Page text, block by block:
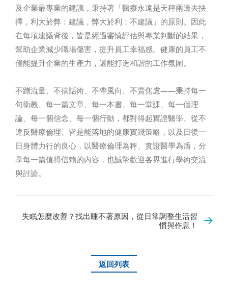
及企業最專業的建議，秉持著「醫療永遠是天秤兩邊去抉
擇，利大於弊：建議，弊大於利：不建議」的原則。因此
在每項建議背後，皆是經過審慎評估與專業判斷的結果，
幫助企業減少職場傷害，提升員工幸福感。健康的員工不
僅能提升企業的生產力，還能打造和諧的工作氛圍。
不蹭流量、不搞話術、不帶風向、不賣焦慮——秉持每一
句衛教、每一篇文章、每一本書、每一堂課、每一個理
論、每一個信念、每一個行動，都對得起實證醫學、從不
違反醫療倫理、皆是能落地的健康實踐策略，以及日復一
日身體力行的良心，以醫療倫理為秤、實證醫學為盾，分
享每一篇值得信賴的內容，也誠摯歡迎各界進行學術交流
與討論。
失眠怎麼改善？找出睡不著原因，從日常調整生活習
慣與作息！
返回列表